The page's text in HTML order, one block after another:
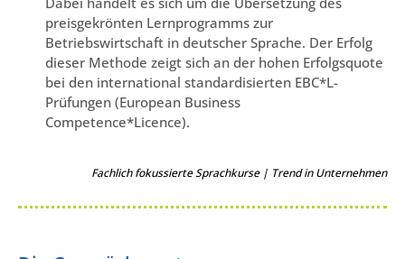
preisgekrönten Lernprogramms zur
Betriebswirtschaft in deutscher Sprache. Der Erfolg
dieser Methode zeigt sich an der hohen Erfolgsquote
bei den international standardisierten EBC*L-
Prüfungen (European Business
Competence*Licence).
Fachlich fokussierte Sprachkurse | Trend in Unternehmen